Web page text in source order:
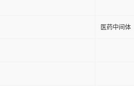
医药中间体